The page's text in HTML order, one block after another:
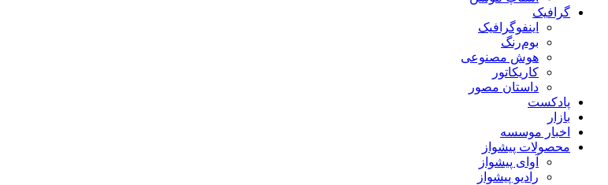
گرافیک
اینفوگرافیک
بوم‌رنگ
هوش مصنوعی
کاریکاتور
داستان مصور
پادکست
بازار
اخبار موسسه
محصولات پیشواز
آوای پیشواز
رادیو پیشواز